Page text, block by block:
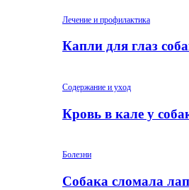
Лечение и профилактика
Капли для глаз
Содержание и уход
Кровь в кале у
Болезни
Собака сломала